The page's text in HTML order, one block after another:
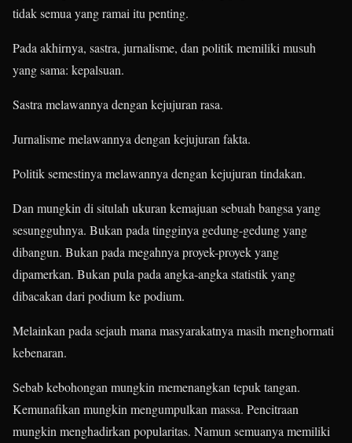
tidak semua yang ramai itu penting.
Pada akhirnya, sastra, jurnalisme, dan politik memiliki musuh
yang sama: kepalsuan.
Sastra melawannya dengan kejujuran rasa.
Jurnalisme melawannya dengan kejujuran fakta.
Politik semestinya melawannya dengan kejujuran tindakan.
Dan mungkin di situlah ukuran kemajuan sebuah bangsa yang
sesungguhnya. Bukan pada tingginya gedung-gedung yang
dibangun. Bukan pada megahnya proyek-proyek yang
dipamerkan. Bukan pula pada angka-angka statistik yang
dibacakan dari podium ke podium.
Melainkan pada sejauh mana masyarakatnya masih menghormati
kebenaran.
Sebab kebohongan mungkin memenangkan tepuk tangan.
Kemunafikan mungkin mengumpulkan massa. Pencitraan
mungkin menghadirkan popularitas. Namun semuanya memiliki